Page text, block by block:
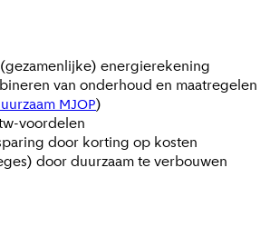
energierekening
van onderhoud en maatregelen
MJOP)
voordelen
door korting op kosten
door duurzaam te verbouwen